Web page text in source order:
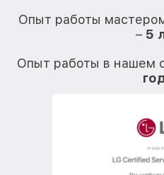
Опыт работы
– 5
Опыт работы в нашем